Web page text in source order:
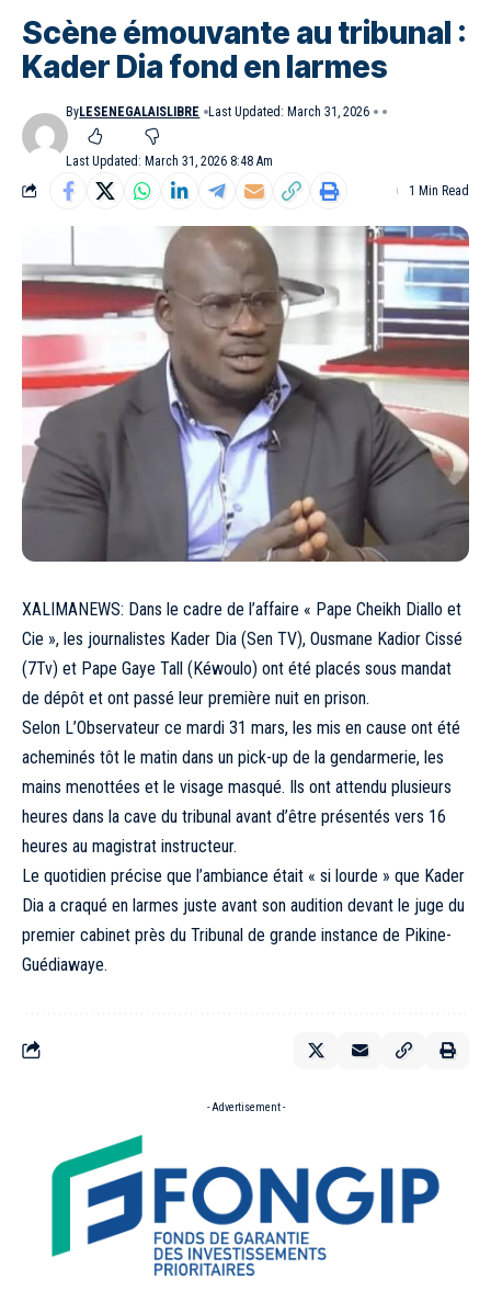
Scène émouvante au tribunal :
Kader Dia fond en larmes
Last Updated: March 31, 2026 8:48 Am
ByLESENEGALAISLIBRE Last Updated: March 31, 2026
1 Min Read
XALIMANEWS: Dans le cadre de l’affaire « Pape Cheikh Diallo et
Cie », les journalistes Kader Dia (Sen TV), Ousmane Kadior Cissé
(7Tv) et Pape Gaye Tall (Kéwoulo) ont été placés sous mandat
de dépôt et ont passé leur première nuit en prison.
Selon L’Observateur ce mardi 31 mars, les mis en cause ont été
acheminés tôt le matin dans un pick-up de la gendarmerie, les
mains menottées et le visage masqué. Ils ont attendu plusieurs
heures dans la cave du tribunal avant d’être présentés vers 16
heures au magistrat instructeur.
Le quotidien précise que l’ambiance était « si lourde » que Kader
Dia a craqué en larmes juste avant son audition devant le juge du
premier cabinet près du Tribunal de grande instance de Pikine-
Guédiawaye.
- Advertisement -